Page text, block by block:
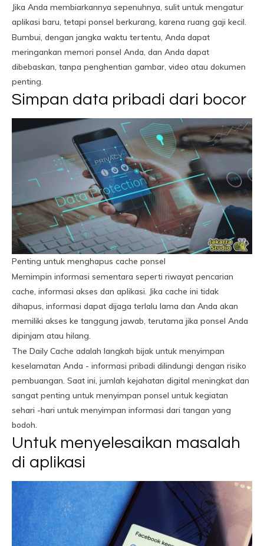
Jika Anda membiarkannya sepenuhnya, sulit untuk mengatur
aplikasi baru, tetapi ponsel berkurang, karena ruang gaji kecil.
Bumbui, dengan jangka waktu tertentu, Anda dapat
meringankan memori ponsel Anda, dan Anda dapat
dibebaskan, tanpa penghentian gambar, video atau dokumen
penting.
Simpan data pribadi dari bocor
Penting untuk menghapus cache ponsel
Memimpin informasi sementara seperti riwayat pencarian
cache, informasi akses dan aplikasi. Jika cache ini tidak
dihapus, informasi dapat dijaga terlalu lama dan Anda akan
memiliki akses ke tanggung jawab, terutama jika ponsel Anda
dipinjam atau hilang.
The Daily Cache adalah langkah bijak untuk menyimpan
keselamatan Anda - informasi pribadi dilindungi dengan risiko
pembuangan. Saat ini, jumlah kejahatan digital meningkat dan
sangat penting untuk menyimpan ponsel untuk kegiatan
sehari -hari untuk menyimpan informasi dari tangan yang
bodoh.
Untuk menyelesaikan masalah
di aplikasi